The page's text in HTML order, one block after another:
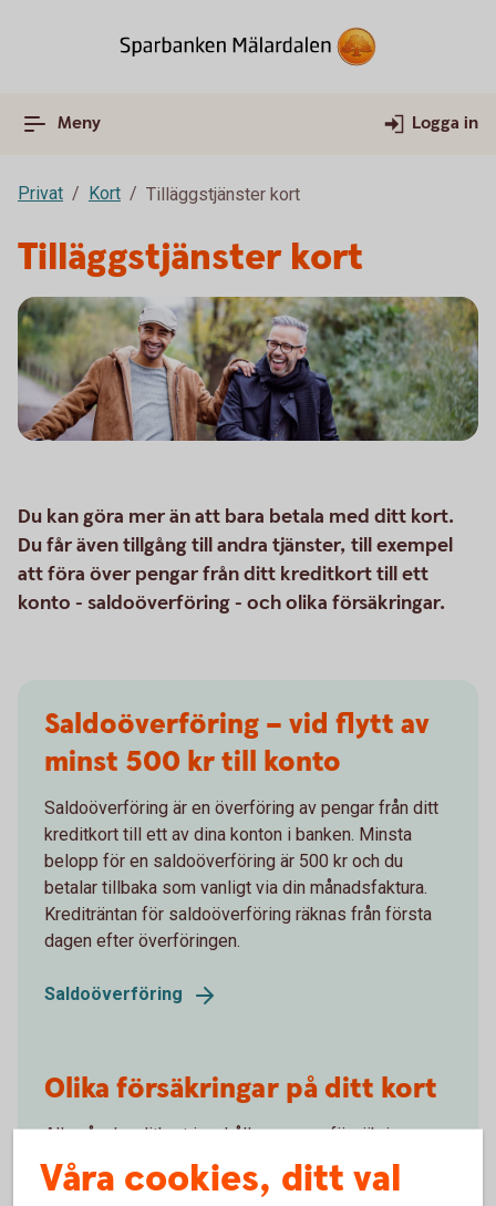
Meny Logga in
Privat Kort Tilläggstjänster kort
Tilläggstjänster kort
Du kan göra mer än att bara betala med ditt kort.
Du får även tillgång till andra tjänster, till exempel
att föra över pengar från ditt kreditkort till ett
konto - saldoöverföring - och olika försäkringar.
Saldoöverföring – vid flytt av
minst 500 kr till konto
Saldoöverföring är en överföring av pengar från ditt
kreditkort till ett av dina konton i banken. Minsta
belopp för en saldoöverföring är 500 kr och du
betalar tillbaka som vanligt via din månadsfaktura.
Krediträntan för saldoöverföring räknas från första
dagen efter överföringen.
Saldoöverföring
Olika försäkringar på ditt kort
Alla våra kreditkort innehåller en reseförsäkring som
ger lite mer trygghet när du reser. Även olika
köpförsäkringar ingår, till exempel drulleförsäkring,
Våra cookies, ditt val